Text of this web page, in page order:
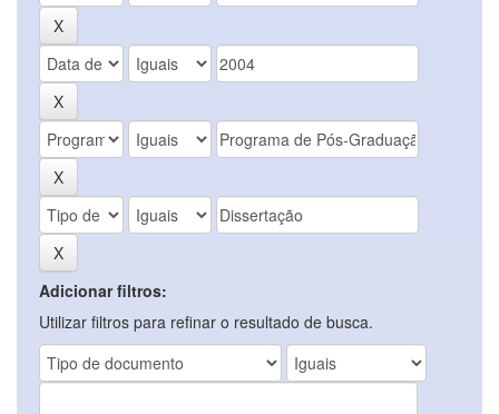
Adicionar filtros:
Utilizar filtros para refinar o resultado de busca.